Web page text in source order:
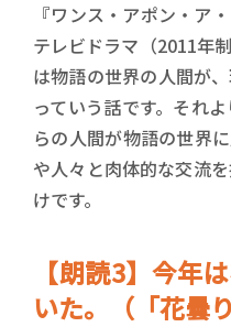
『ワンス・アポン・ア
テレビドラマ（2011年
は物語の世界の人間が
っていう話です。それ
らの人間が物語の世界
や人々と肉体的な交流
けです。
【朗読3】今年
いた。（「花曇